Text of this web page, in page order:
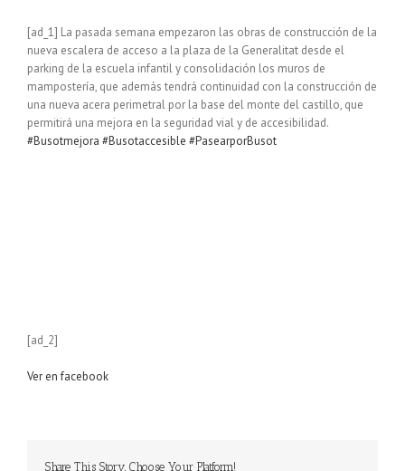
[ad_1] La pasada semana empezaron las obras de construcción de la
nueva escalera de acceso a la plaza de la Generalitat desde el
parking de la escuela infantil y consolidación los muros de
mampostería, que además tendrá continuidad con la construcción de
una nueva acera perimetral por la base del monte del castillo, que
permitirá una mejora en la seguridad vial y de accesibilidad.
#Busotmejora #Busotaccesible #PasearporBusot
[ad_2]
Ver en facebook
Share This Story, Choose Your Platform!